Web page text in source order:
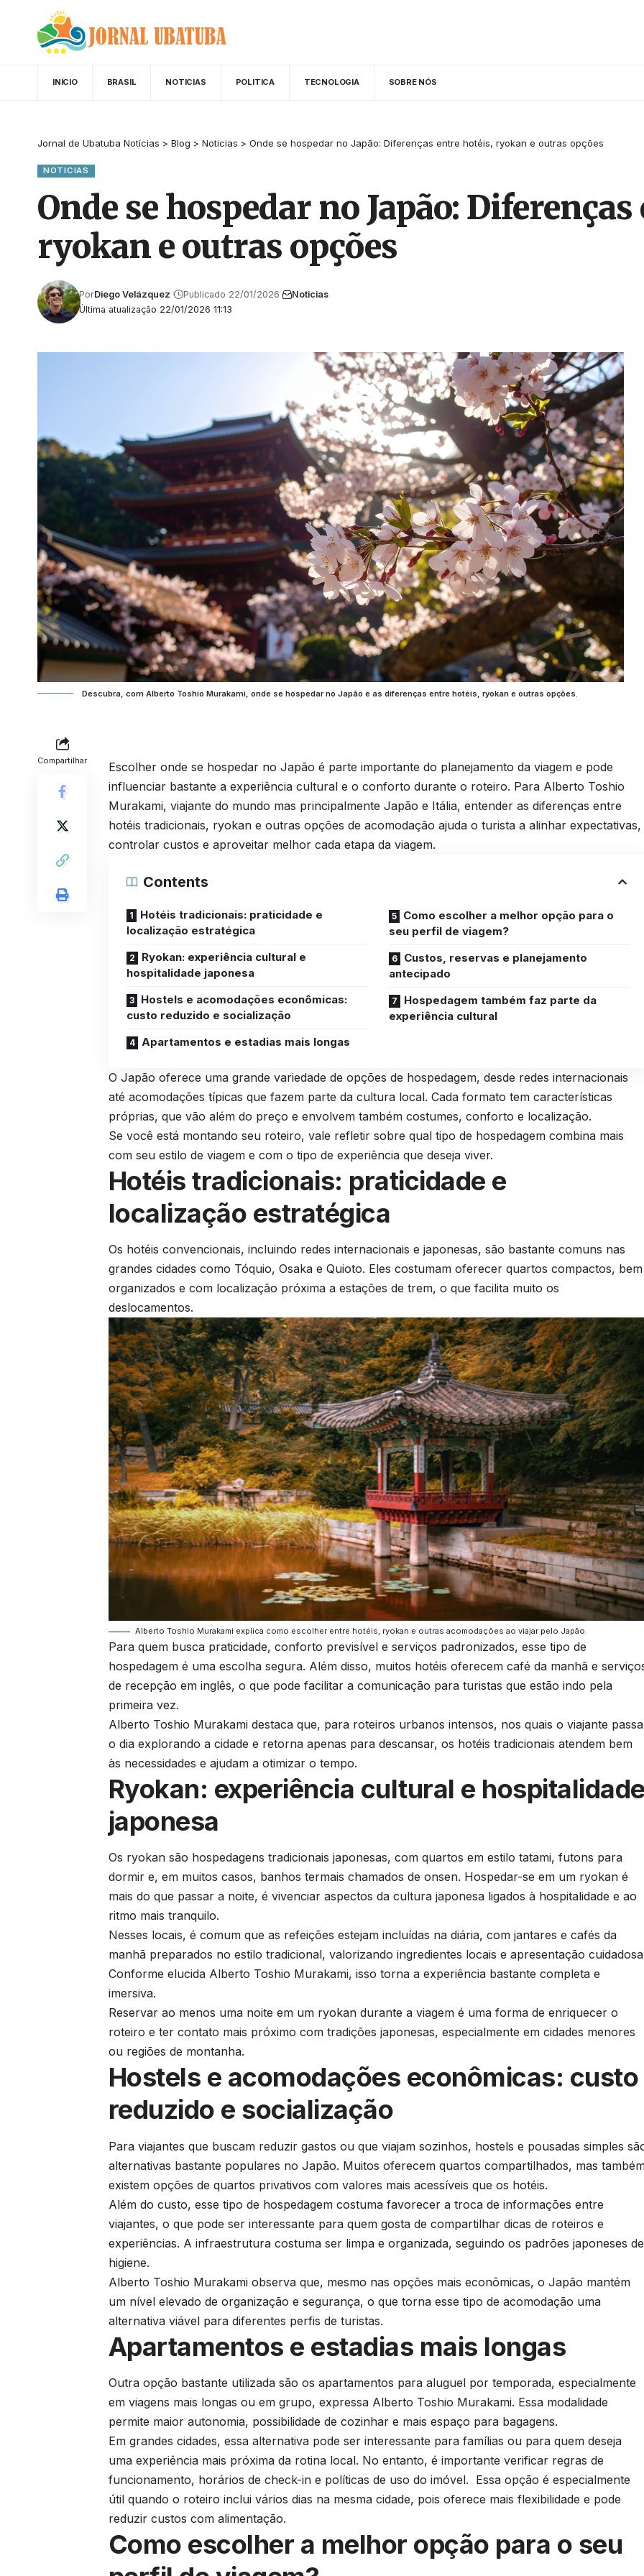
INÍCIO BRASIL NOTICIAS POLITICA TECNOLOGIA SOBRE NÓS
Jornal de Ubatuba Notícias > Blog > Noticias > Onde se hospedar no Japão: Diferenças entre hotéis, ryokan e outras opções
NOTICIAS
Onde se hospedar no Japão:
ryokan e outras opções
Última atualização 22/01/2026 11:13
PorDiego Velázquez Publicado 22/01/2026 Noticias
Descubra, com Alberto Toshio Murakami, onde se hospedar no Japão e as diferenças entre hotéis, ryokan e outras opções.
Compartilhar
Escolher onde se hospedar no Japão é parte importante do planejamento da viagem e pode
influenciar bastante a experiência cultural e o conforto durante o roteiro. Para Alberto Toshio
Murakami, viajante do mundo mas principalmente Japão e Itália, entender as diferenças entre
hotéis tradicionais, ryokan e outras opções de acomodação ajuda o turista a alinhar expectativas,
controlar custos e aproveitar melhor cada etapa da viagem.
Contents
Hotéis tradicionais: praticidade e
localização estratégica
Ryokan: experiência cultural e
hospitalidade japonesa
Hostels e acomodações econômicas:
custo reduzido e socialização
Apartamentos e estadias mais longas
Como escolher a melhor opção para o
seu perfil de viagem?
Custos, reservas e planejamento
antecipado
Hospedagem também faz parte da
experiência cultural
O Japão oferece uma grande variedade de opções de hospedagem, desde redes internacionais
até acomodações típicas que fazem parte da cultura local. Cada formato tem características
próprias, que vão além do preço e envolvem também costumes, conforto e localização.
Se você está montando seu roteiro, vale refletir sobre qual tipo de hospedagem combina mais
com seu estilo de viagem e com o tipo de experiência que deseja viver.
Hotéis tradicionais: praticidade e
localização estratégica
Os hotéis convencionais, incluindo redes internacionais e japonesas, são bastante comuns nas
grandes cidades como Tóquio, Osaka e Quioto. Eles costumam oferecer quartos compactos, bem
organizados e com localização próxima a estações de trem, o que facilita muito os
deslocamentos.
Alberto Toshio Murakami explica como escolher entre hotéis, ryokan e outras acomodações ao viajar pelo Japão.
Para quem busca praticidade, conforto previsível e serviços padronizados, esse tipo de
hospedagem é uma escolha segura. Além disso, muitos hotéis oferecem café da manhã e
de recepção em inglês, o que pode facilitar a comunicação para turistas que estão indo pela
primeira vez.
Alberto Toshio Murakami destaca que, para roteiros urbanos intensos, nos quais o viajante passa
o dia explorando a cidade e retorna apenas para descansar, os hotéis tradicionais atendem bem
às necessidades e ajudam a otimizar o tempo.
Ryokan: experiência cultural e
japonesa
Os ryokan são hospedagens tradicionais japonesas, com quartos em estilo tatami, futons para
dormir e, em muitos casos, banhos termais chamados de onsen. Hospedar-se em um ryokan é
mais do que passar a noite, é vivenciar aspectos da cultura japonesa ligados à hospitalidade e ao
ritmo mais tranquilo.
Nesses locais, é comum que as refeições estejam incluídas na diária, com jantares e cafés da
manhã preparados no estilo tradicional, valorizando ingredientes locais e apresentação
Conforme elucida Alberto Toshio Murakami, isso torna a experiência bastante completa e
imersiva.
Reservar ao menos uma noite em um ryokan durante a viagem é uma forma de enriquecer o
roteiro e ter contato mais próximo com tradições japonesas, especialmente em cidades menores
ou regiões de montanha.
Hostels e acomodações econômicas: custo
reduzido e socialização
Para viajantes que buscam reduzir gastos ou que viajam sozinhos, hostels e pousadas simples
alternativas bastante populares no Japão. Muitos oferecem quartos compartilhados, mas
existem opções de quartos privativos com valores mais acessíveis que os hotéis.
Além do custo, esse tipo de hospedagem costuma favorecer a troca de informações entre
viajantes, o que pode ser interessante para quem gosta de compartilhar dicas de roteiros e
experiências. A infraestrutura costuma ser limpa e organizada, seguindo os padrões japoneses de
higiene.
Alberto Toshio Murakami observa que, mesmo nas opções mais econômicas, o Japão mantém
um nível elevado de organização e segurança, o que torna esse tipo de acomodação uma
alternativa viável para diferentes perfis de turistas.
Apartamentos e estadias mais longas
Outra opção bastante utilizada são os apartamentos para aluguel por temporada, especialmente
em viagens mais longas ou em grupo, expressa Alberto Toshio Murakami. Essa modalidade
permite maior autonomia, possibilidade de cozinhar e mais espaço para bagagens.
Em grandes cidades, essa alternativa pode ser interessante para famílias ou para quem deseja
uma experiência mais próxima da rotina local. No entanto, é importante verificar regras de
funcionamento, horários de check-in e políticas de uso do imóvel. Essa opção é especialmente
útil quando o roteiro inclui vários dias na mesma cidade, pois oferece mais flexibilidade e pode
reduzir custos com alimentação.
Como escolher a melhor opção para o seu